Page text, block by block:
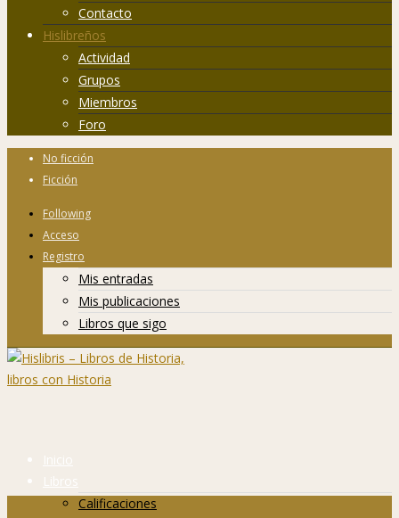
Contacto
Hislibreños
Actividad
Grupos
Miembros
Foro
No ficción
Ficción
Following
Acceso
Registro
Mis entradas
Mis publicaciones
Libros que sigo
Inicio
Libros
Calificaciones